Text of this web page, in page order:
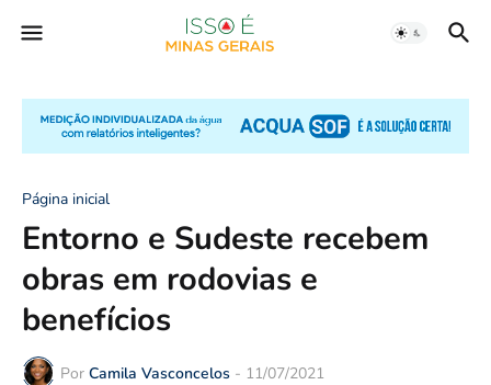
Página inicial
Entorno e Sudeste recebem
obras em rodovias e
benefícios
Por Camila Vasconcelos - 11/07/2021